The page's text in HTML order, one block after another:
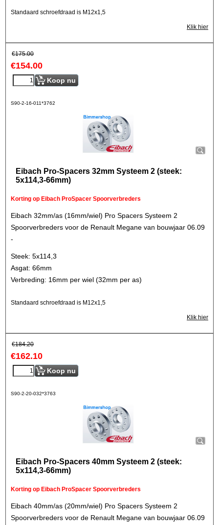
Standaard schroefdraad is M12x1,5
Klik hier
€175.00
€154.00
Koop nu
S90-2-16-011*3762
Eibach Pro-Spacers 32mm Systeem 2 (steek:
5x114,3-66mm)
Korting op Eibach ProSpacer Spoorverbreders
Eibach 32mm/as (16mm/wiel) Pro Spacers Systeem 2
Spoorverbreders voor de Renault Megane van bouwjaar 06.09
-
Steek: 5x114,3
Asgat: 66mm
Verbreding: 16mm per wiel (32mm per as)
Standaard schroefdraad is M12x1,5
Klik hier
€184.20
€162.10
Koop nu
S90-2-20-032*3763
Eibach Pro-Spacers 40mm Systeem 2 (steek:
5x114,3-66mm)
Korting op Eibach ProSpacer Spoorverbreders
Eibach 40mm/as (20mm/wiel) Pro Spacers Systeem 2
Spoorverbreders voor de Renault Megane van bouwjaar 06.09